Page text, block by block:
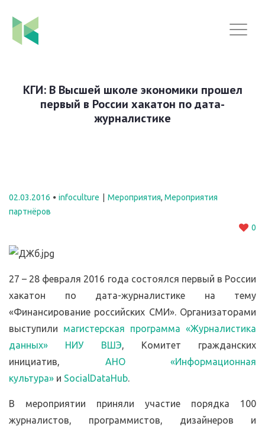
КГИ: В Высшей школе экономики прошел
первый в России хакатон по дата-
журналистике
02.03.2016 infoculture Мероприятия, Мероприятия
партнёров
0
27 – 28 февраля 2016 года состоялся первый в России
хакатон по дата-журналистике на тему
«Финансирование российских СМИ». Организаторами
выступили магистерская программа «Журналистика
данных» НИУ ВШЭ, Комитет гражданских
инициатив, АНО «Информационная
культура» и SocialDataHub.
В мероприятии приняли участие порядка 100
журналистов, программистов, дизайнеров и